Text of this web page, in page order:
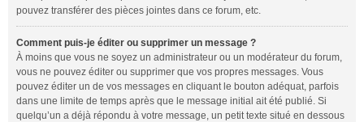
pouvez transférer des pièces jointes dans ce forum, etc.
Comment puis-je éditer ou supprimer un message ?
À moins que vous ne soyez un administrateur ou un modérateur du forum,
vous ne pouvez éditer ou supprimer que vos propres messages. Vous
pouvez éditer un de vos messages en cliquant le bouton adéquat, parfois
dans une limite de temps après que le message initial ait été publié. Si
quelqu’un a déjà répondu à votre message, un petit texte situé en dessous